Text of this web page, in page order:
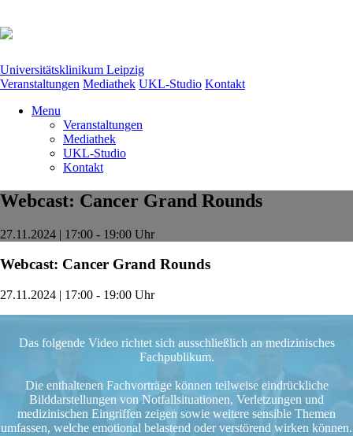
Universitätsklinikum Leipzig
Veranstaltungen Mediathek UKL-Studio Kontakt
Menu
Veranstaltungen
Mediathek
UKL-Studio
Kontakt
Webcast: Cancer Grand Rounds
27.11.2024 | 17:00 - 19:00 Uhr
Webcast: Cancer Grand Rounds
27.11.2024 | 17:00 - 19:00 Uhr
Das folgende Video richtet sich ausschließlich an medizinisches
Fachpublikum.
Die enthaltenen Fachvorträge können teilweise eindrückliche
Bilddarstellungen von Notfallsituationen, Verletzungen und
medizinischen Eingriffen zeigen sowie weitere sensible Themen
umfassen, welche emotional belastend oder verstörend wirken können.